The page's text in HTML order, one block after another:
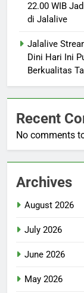
22.00 WIB
di Jalalive
Jalalive
Dini Hari Ini
Berkualitas
Recent
No comments
Archives
August 2026
July 2026
June 2026
May 2026